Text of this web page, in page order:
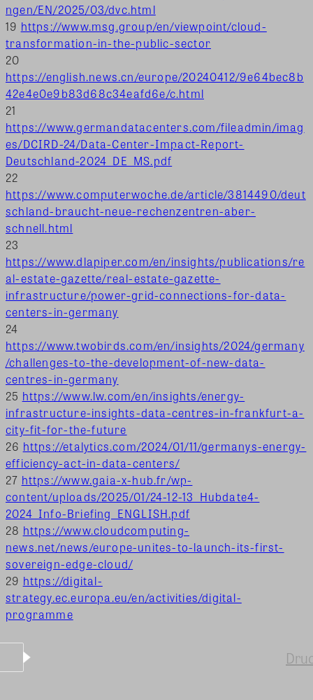
ngen/EN/2025/03/dvc.html
19 https://www.msg.group/en/viewpoint/cloud-
transformation-in-the-public-sector
20
https://english.news.cn/europe/20240412/9e64bec8b
42e4e0e9b83d68c34eafd6e/c.html
21
https://www.germandatacenters.com/fileadmin/imag
es/DCIRD-24/Data-Center-Impact-Report-
Deutschland-2024_DE_MS.pdf
22
https://www.computerwoche.de/article/3814490/deut
schland-braucht-neue-rechenzentren-aber-
schnell.html
23
https://www.dlapiper.com/en/insights/publications/re
al-estate-gazette/real-estate-gazette-
infrastructure/power-grid-connections-for-data-
centers-in-germany
24
https://www.twobirds.com/en/insights/2024/germany
/challenges-to-the-development-of-new-data-
centres-in-germany
25 https://www.lw.com/en/insights/energy-
infrastructure-insights-data-centres-in-frankfurt-a-
city-fit-for-the-future
26 https://etalytics.com/2024/01/11/germanys-energy-
efficiency-act-in-data-centers/
27 https://www.gaia-x-hub.fr/wp-
content/uploads/2025/01/24-12-13_Hubdate4-
2024_Info-Briefing_ENGLISH.pdf
28 https://www.cloudcomputing-
news.net/news/europe-unites-to-launch-its-first-
sovereign-edge-cloud/
29 https://digital-
strategy.ec.europa.eu/en/activities/digital-
programme